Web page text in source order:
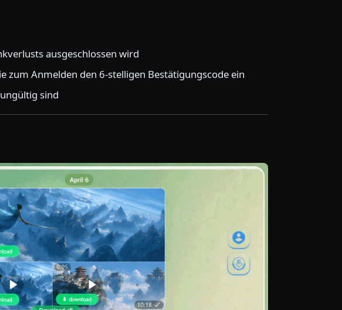
ausgeschlossen wird
zum Anmelden den 6-stelligen Bestätigungscode ein
sind